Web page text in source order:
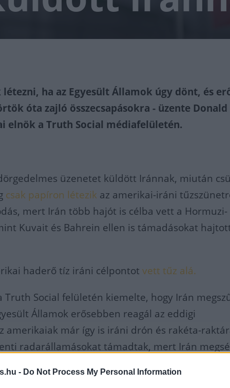
- Do Not Process My Personal Information
ha az Egyesült Államok úgy dönt, és
óta zajló összecsapásokra - üzente Donald
elnök a Truth Social médiafelületén.
üzenetet küldött Iránnak, miután
csak papíron létezik az amerikai-iráni
mert Irán több hajót is célba vett a Hormuzi-
Kuvait és Bahrein ellen is támadásokat
haderő tíz iráni célpontotvett tűz alá.
Truth Social felületén kiemelte, hogy Irán
Államok erősebben reagál az eddigi
amerikaiak már így is iráni drón és rakéta-
radarállamásokat támadtak, mert Irán